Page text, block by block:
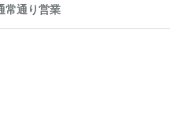
常通り営業